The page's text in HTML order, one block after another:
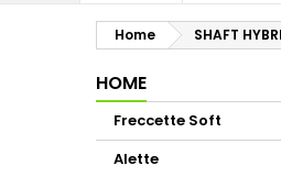
Home SHAFT
HOME
Freccette Soft
Alette